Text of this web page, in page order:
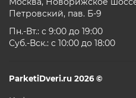
Петровский, пав. Б-9
Пн.-Вт.: c 9:00 до 19:00
Суб.-Вск.: c 10:00 до 18:00
ParketiDveri.ru 2026 ©